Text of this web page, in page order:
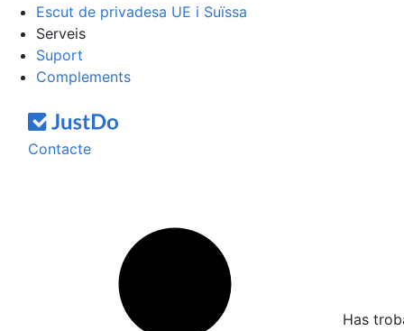
Escut de privadesa UE i Suïssa
Serveis
Suport
Complements
Contacte
Has